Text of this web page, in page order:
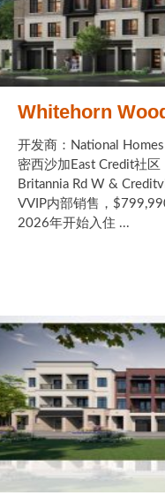
Whitehorn
开发商：National Homes
密西沙加East Credit社区
Britannia Rd W &
VVIP内部销售，
2026年开始入住 ...